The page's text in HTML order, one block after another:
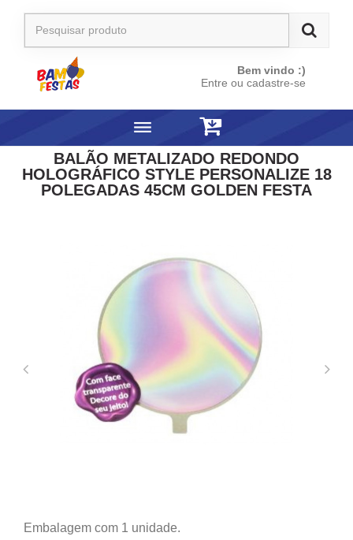
Bem vindo :)
Entre ou cadastre-se
BALÃO METALIZADO REDONDO
HOLOGRÁFICO STYLE PERSONALIZE 18
POLEGADAS 45CM GOLDEN FESTA
Embalagem com 1 unidade.